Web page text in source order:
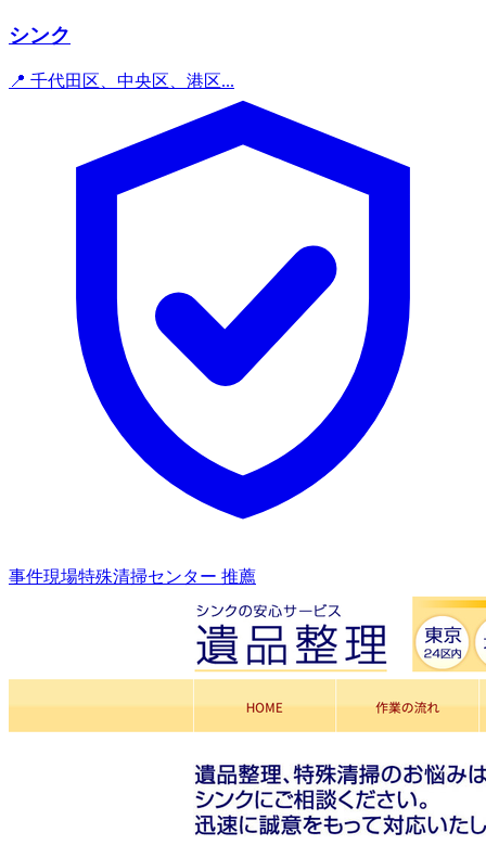
シンク
📍 千代田区、中央区、港区...
事件現場特殊清掃センター 推薦